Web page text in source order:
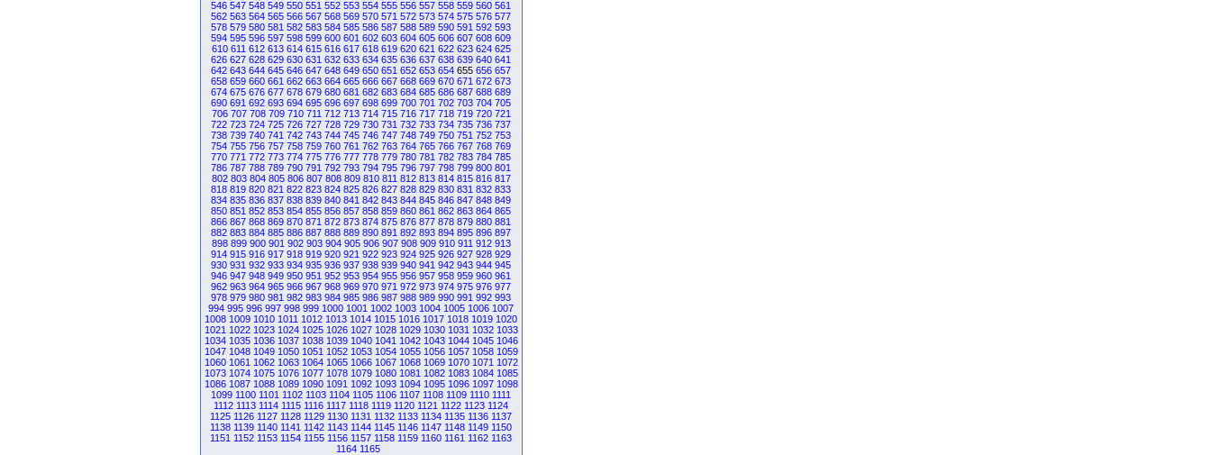
546 547 548 549 550 551 552 553 554 555 556 557 558 559 560 561
562 563 564 565 566 567 568 569 570 571 572 573 574 575 576 577
578 579 580 581 582 583 584 585 586 587 588 589 590 591 592 593
594 595 596 597 598 599 600 601 602 603 604 605 606 607 608 609
610 611 612 613 614 615 616 617 618 619 620 621 622 623 624 625
626 627 628 629 630 631 632 633 634 635 636 637 638 639 640 641
642 643 644 645 646 647 648 649 650 651 652 653 654 655 656 657
658 659 660 661 662 663 664 665 666 667 668 669 670 671 672 673
674 675 676 677 678 679 680 681 682 683 684 685 686 687 688 689
690 691 692 693 694 695 696 697 698 699 700 701 702 703 704 705
706 707 708 709 710 711 712 713 714 715 716 717 718 719 720 721
722 723 724 725 726 727 728 729 730 731 732 733 734 735 736 737
738 739 740 741 742 743 744 745 746 747 748 749 750 751 752 753
754 755 756 757 758 759 760 761 762 763 764 765 766 767 768 769
770 771 772 773 774 775 776 777 778 779 780 781 782 783 784 785
786 787 788 789 790 791 792 793 794 795 796 797 798 799 800 801
802 803 804 805 806 807 808 809 810 811 812 813 814 815 816 817
818 819 820 821 822 823 824 825 826 827 828 829 830 831 832 833
834 835 836 837 838 839 840 841 842 843 844 845 846 847 848 849
850 851 852 853 854 855 856 857 858 859 860 861 862 863 864 865
866 867 868 869 870 871 872 873 874 875 876 877 878 879 880 881
882 883 884 885 886 887 888 889 890 891 892 893 894 895 896 897
898 899 900 901 902 903 904 905 906 907 908 909 910 911 912 913
914 915 916 917 918 919 920 921 922 923 924 925 926 927 928 929
930 931 932 933 934 935 936 937 938 939 940 941 942 943 944 945
946 947 948 949 950 951 952 953 954 955 956 957 958 959 960 961
962 963 964 965 966 967 968 969 970 971 972 973 974 975 976 977
978 979 980 981 982 983 984 985 986 987 988 989 990 991 992 993
994 995 996 997 998 999 1000 1001 1002 1003 1004 1005 1006 1007
1008 1009 1010 1011 1012 1013 1014 1015 1016 1017 1018 1019 1020
1021 1022 1023 1024 1025 1026 1027 1028 1029 1030 1031 1032 1033
1034 1035 1036 1037 1038 1039 1040 1041 1042 1043 1044 1045 1046
1047 1048 1049 1050 1051 1052 1053 1054 1055 1056 1057 1058 1059
1060 1061 1062 1063 1064 1065 1066 1067 1068 1069 1070 1071 1072
1073 1074 1075 1076 1077 1078 1079 1080 1081 1082 1083 1084 1085
1086 1087 1088 1089 1090 1091 1092 1093 1094 1095 1096 1097 1098
1099 1100 1101 1102 1103 1104 1105 1106 1107 1108 1109 1110 1111
1112 1113 1114 1115 1116 1117 1118 1119 1120 1121 1122 1123 1124
1125 1126 1127 1128 1129 1130 1131 1132 1133 1134 1135 1136 1137
1138 1139 1140 1141 1142 1143 1144 1145 1146 1147 1148 1149 1150
1151 1152 1153 1154 1155 1156 1157 1158 1159 1160 1161 1162 1163
1164 1165